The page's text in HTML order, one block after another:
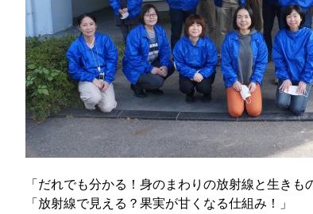
附帯決議等をふまえた総
動物実験に関する情報
「だれでも分かる！身のまわりの放射線と生きも
「放射線で見える？果実が甘くなる仕組み！」